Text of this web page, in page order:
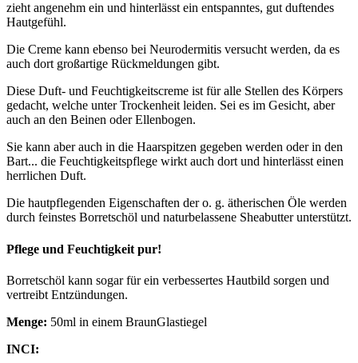
zieht angenehm ein und hinterlässt ein entspanntes, gut duftendes
Hautgefühl.
Die Creme kann ebenso bei Neurodermitis versucht werden, da es
auch dort großartige Rückmeldungen gibt.
Diese Duft- und Feuchtigkeitscreme ist für alle Stellen des Körpers
gedacht, welche unter Trockenheit leiden. Sei es im Gesicht, aber
auch an den Beinen oder Ellenbogen.
Sie kann aber auch in die Haarspitzen gegeben werden oder in den
Bart... die Feuchtigkeitspflege wirkt auch dort und hinterlässt einen
herrlichen Duft.
Die hautpflegenden Eigenschaften der o. g. ätherischen Öle werden
durch feinstes Borretschöl und naturbelassene Sheabutter unterstützt.
Pflege und Feuchtigkeit pur!
Borretschöl kann sogar für ein verbessertes Hautbild sorgen und
vertreibt Entzündungen.
Menge: 50ml in einem BraunGlastiegel
INCI: